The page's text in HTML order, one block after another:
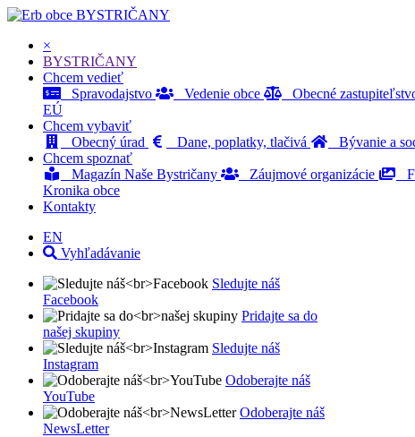
BYSTRIČANY
×
BYSTRIČANY
Chcem vedieť
Spravodajstvo
Vedenie obce Obecné
EÚ
Chcem vybaviť
Obecný úrad
Dane, poplatky, tlačivá Bývanie a
Chcem spoznať
Magazín Naše Bystričany
Záujmové organizácie
Kronika obce
Kontakty
EN
Vyhľadávanie
Sledujte náš
Facebook
Pridajte sa do
našej skupiny
Sledujte náš
Instagram
Odoberajte náš
YouTube
Odoberajte náš
NewsLetter